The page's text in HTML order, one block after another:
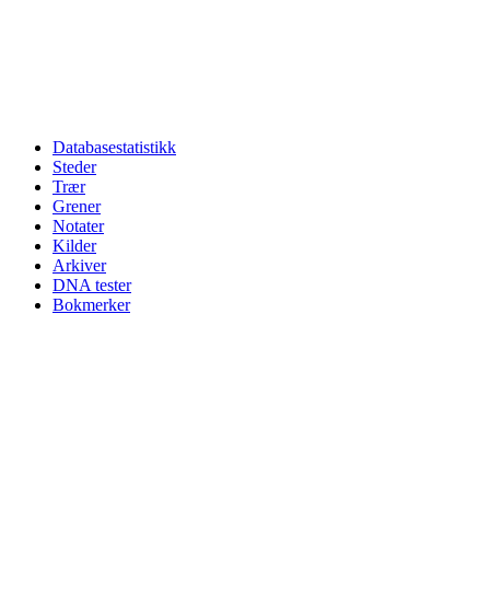
Databasestatistikk
Steder
Trær
Grener
Notater
Kilder
Arkiver
DNA tester
Bokmerker